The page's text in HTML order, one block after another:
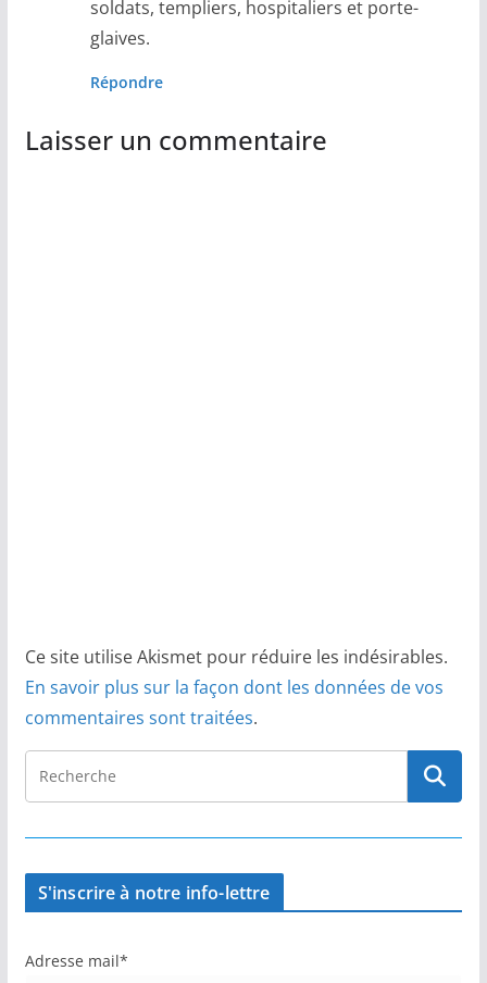
soldats, templiers, hospitaliers et porte-
glaives.
Répondre
Laisser un commentaire
Ce site utilise Akismet pour réduire les indésirables.
En savoir plus sur la façon dont les données de vos
commentaires sont traitées.
S'inscrire à notre info-lettre
Adresse mail*